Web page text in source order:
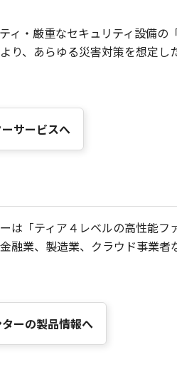
・厳重なセキュリティ設備の
、あらゆる災害対策を想定し
サービスへ
「ティア４レベルの高性能
業、製造業、クラウド事業者
ーの製品情報へ